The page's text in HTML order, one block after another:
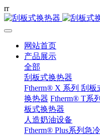
rr
网站首页
产品展示
全部
刮板式换热器
Ftherm® X 系列 刮板
换热器 Ftherm® T系
板式换热器
人造奶油设备
Ftherm® Plus系列急